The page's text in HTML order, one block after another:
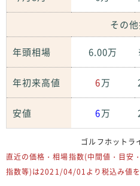
その
年頭相場 6.00万
年初来高値 6万
安値 6万
ゴルフホットラ
直近の価格・相場指数(中間値・目安
指数等)は2021/04/01より税込み値